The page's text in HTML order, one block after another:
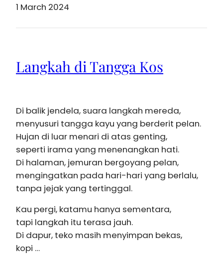
1 March 2024
Langkah di Tangga Kos
Di balik jendela, suara langkah mereda,
menyusuri tangga kayu yang berderit pelan.
Hujan di luar menari di atas genting,
seperti irama yang menenangkan hati.
Di halaman, jemuran bergoyang pelan,
mengingatkan pada hari-hari yang berlalu,
tanpa jejak yang tertinggal.
Kau pergi, katamu hanya sementara,
tapi langkah itu terasa jauh.
Di dapur, teko masih menyimpan bekas,
kopi …